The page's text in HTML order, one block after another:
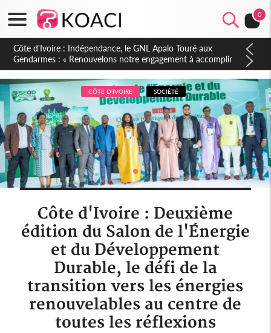
0
Sierra Leone : Un projet de réforme constitutionnelle en
gestation, points clés des amendements, un exclu d'avance
CÔTE D'IVOIRE SOCIÉTÉ
Côte d'Ivoire : Deuxième
édition du Salon de l'Énergie
et du Développement
Durable, le défi de la
transition vers les énergies
renouvelables au centre de
toutes les réflexions